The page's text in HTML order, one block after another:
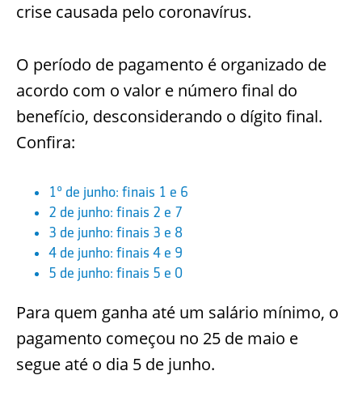
crise causada pelo coronavírus.
O período de pagamento é organizado de
acordo com o valor e número final do
benefício, desconsiderando o dígito final.
Confira:
1º de junho: finais 1 e 6
2 de junho: finais 2 e 7
3 de junho: finais 3 e 8
4 de junho: finais 4 e 9
5 de junho: finais 5 e 0
Para quem ganha até um salário mínimo, o
pagamento começou no 25 de maio e
segue até o dia 5 de junho.